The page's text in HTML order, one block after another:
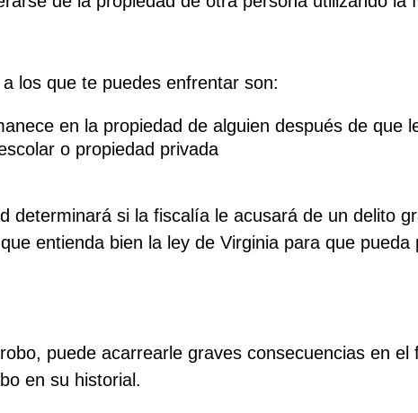
los que te puedes enfrentar son:
en la propiedad de alguien después de que
o propiedad privada
determinará si la fiscalía le acusará de un delito
entienda bien la ley de Virginia para que
puede acarrearle graves consecuencias en
en su historial.